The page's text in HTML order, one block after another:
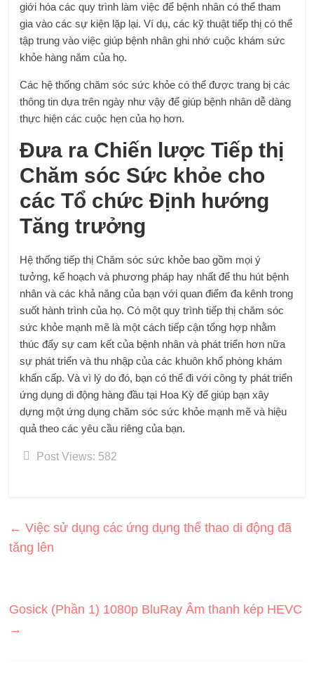
giới hóa các quy trình làm việc để bệnh nhân có thể tham
gia vào các sự kiện lặp lại. Ví dụ, các kỹ thuật tiếp thị có thể
tập trung vào việc giúp bệnh nhân ghi nhớ cuộc khám sức
khỏe hàng năm của họ.
Các hệ thống chăm sóc sức khỏe có thể được trang bị các
thông tin dựa trên ngày như vậy để giúp bệnh nhân dễ dàng
thực hiện các cuộc hẹn của họ hơn.
Đưa ra Chiến lược Tiếp thị
Chăm sóc Sức khỏe cho
các Tổ chức Định hướng
Tăng trưởng
Hệ thống tiếp thị Chăm sóc sức khỏe bao gồm mọi ý
tưởng, kế hoạch và phương pháp hay nhất để thu hút bệnh
nhân và các khả năng của bạn với quan điểm đa kênh trong
suốt hành trình của họ. Có một quy trình tiếp thị chăm sóc
sức khỏe mạnh mẽ là một cách tiếp cận tổng hợp nhằm
thúc đẩy sự cam kết của bệnh nhân và phát triển hơn nữa
sự phát triển và thu nhập của các khuôn khổ phòng khám
khẩn cấp. Và vì lý do đó, bạn có thể đi vớicông ty phát triển
ứng dụng di động hàng đầu tại Hoa Kỳ để giúp bạn xây
dựng một ứng dụng chăm sóc sức khỏe mạnh mẽ và hiệu
quả theo các yêu cầu riêng của bạn.
Post Views: 582
← Việc sử dụng các ứng dụng thể thao di động đã
tăng lên
Gosick (Phần 1) 1080p BluRay Âm thanh kép HEVC
→